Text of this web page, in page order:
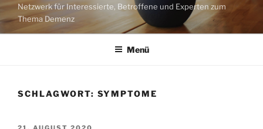
Netzwerk für Interessierte, Betroffene und Experten zum
Thema Demenz
Menü
SCHLAGWORT: SYMPTOME
VERÖFFENTLICHT